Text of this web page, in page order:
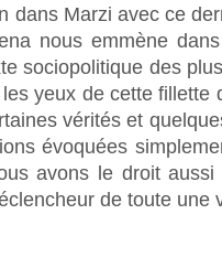
dans Marzi avec ce
nous emmène
sociopolitique des
yeux de cette fillette
vérités et
évoquées
avons le droit
de toute une